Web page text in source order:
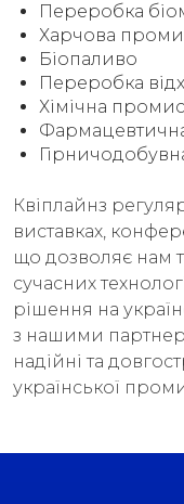
Переробка
Харчова
Біопаливо
Переробка
Хімічна
Квіплайнз
виставках,
що дозволяє нам
сучасних
рішення на
з нашими
надійні та
української